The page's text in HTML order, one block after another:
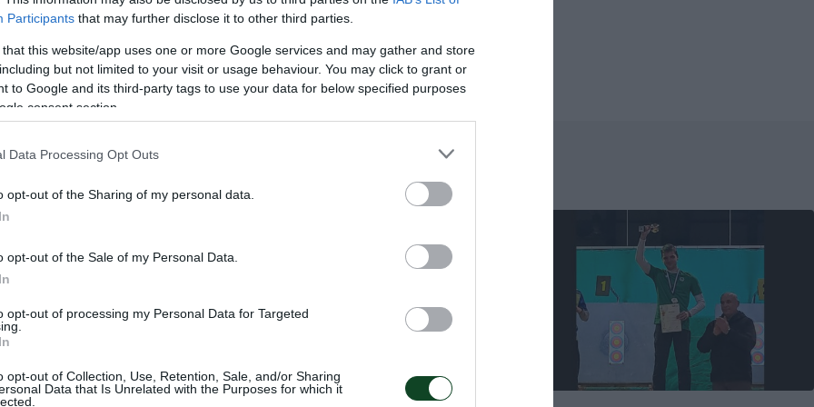
Participants that may further disclose it to other third parties.
that this website/app uses one or more Google services and may gather and store
but not limited to your visit or usage behaviour. You may click to grant or
to Google and its third-party tags to use your data for below specified purposes
consent section.
Data Processing Opt Outs
opt-out of the Sharing of my personal data.
opt-out of the Sale of my Personal Data.
opt-out of processing my Personal Data for Targeted
opt-out of Collection, Use, Retention, Sale, and/or Sharing
Data that Is Unrelated with the Purposes for which it
15 οςμε 647.